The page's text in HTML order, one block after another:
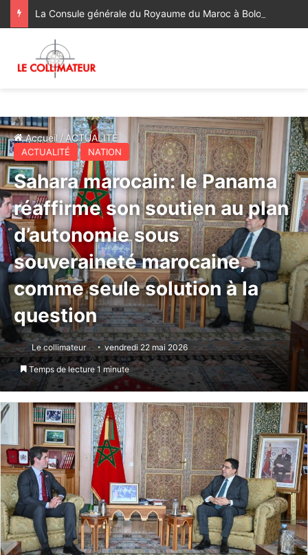
Accueil / ACTUALITÉ
ACTUALITÉ NATION
Sahara marocain: le Panama
réaffirme son soutien au plan
d’autonomie sous
souveraineté marocaine,
comme seule solution à la
question
Le collimateur vendredi 22 mai 2026
Temps de lecture 1 minute